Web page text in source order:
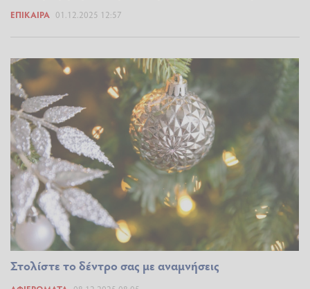
ΕΠΊΚΑΙΡΑ 01.12.2025 12:57
Στολίστε το δέντρο σας με αναμνήσεις